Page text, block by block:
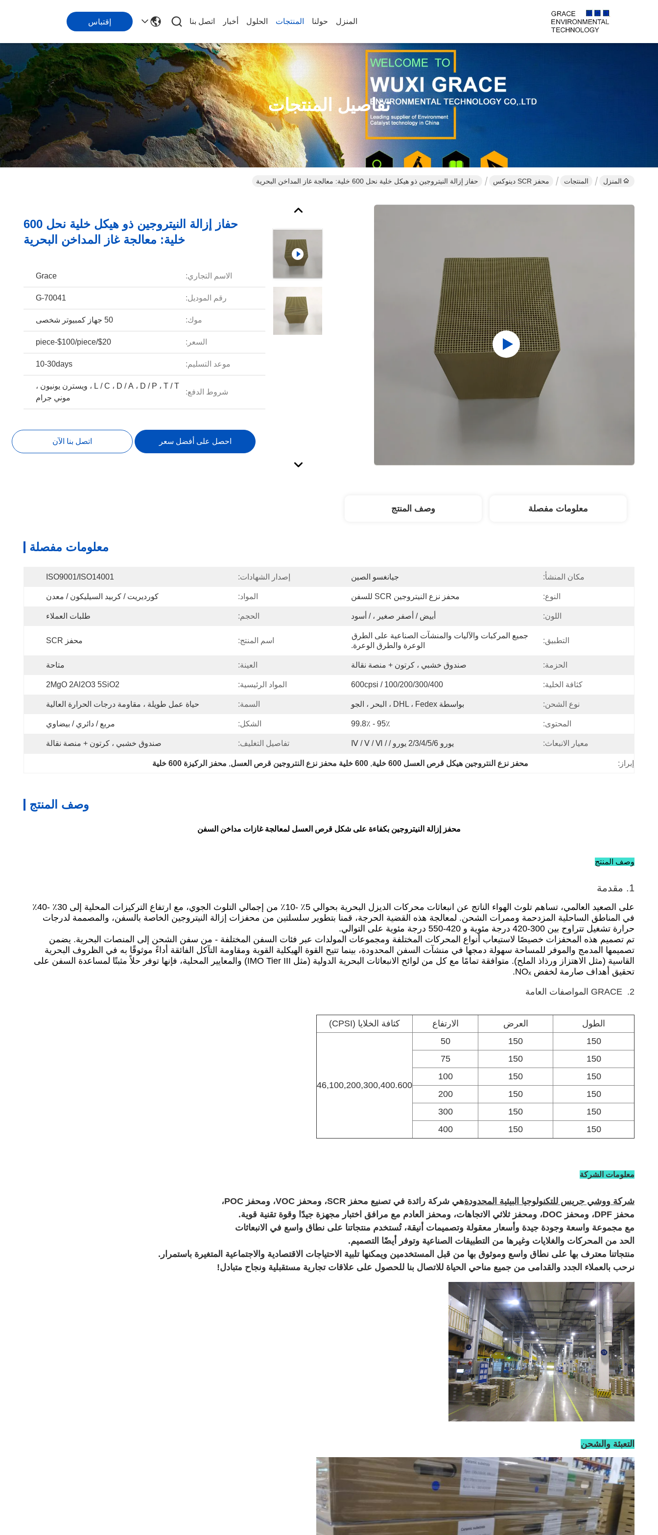
المنزل حولنا المنتجات الحلول أخبار اتصل بنا إقتباس
تفاصيل المنتجات
المنزل المنتجات محفز SCR دينوكس حفاز إزالة النيتروجين ذو هيكل خلية نحل 600 خلية: معالجة غاز المداخن البحرية
حفاز إزالة النيتروجين ذو هيكل خلية نحل 600
خلية: معالجة غاز المداخن البحرية
الاسم التجاري: Grace
رقم الموديل: G-70041
موك: 50 جهاز كمبيوتر شخصى
السعر: $20/piece-$100/piece
موعد التسليم: 10-30days
شروط الدفع:
L / C ، D / A ، D / P ، T / T ، ويسترن يونيون ،
موني جرام
احصل على أفضل سعر اتصل بنا الآن
معلومات مفصلة وصف المنتج
معلومات مفصلة
مكان المنشأ: جيانغسو الصين إصدار الشهادات: ISO9001/ISO14001
النوع: محفز نزع النيتروجين SCR للسفن المواد: كورديريت / كربيد السيليكون / معدن
اللون: أبيض / أصفر صغير ، / أسود الحجم: طلبات العملاء
التطبيق:
الوعرة والطرق الوعرة.
اسم المنتج: محفز SCR
الحزمة: صندوق خشبي ، كرتون + منصة نقالة العينة: متاحة
كثافة الخلية: 100/200/300/400 / 600cpsi المواد الرئيسية: 2MgO 2Al2O3 5SiO2
نوع الشحن: بواسطة DHL ، Fedex ، البحر ، الجو السمة: حياة عمل طويلة ، مقاومة درجات الحرارة العالية
المحتوى: 95٪ - 99.8٪ الشكل: مربع / دائري / بيضاوي
معيار الانبعاث: يورو 2/3/4/5/6 يورو / / Ⅳ / Ⅴ / Ⅵ تفاصيل التغليف: صندوق خشبي ، كرتون + منصة نقالة
إبراز: محفز نزع النتروجين هيكل قرص العسل 600 خلية , 600 خلية محفز نزع النتروجين قرص العسل , محفز الركيزة 600 خلية
وصف المنتج
محفز إزالة النيتروجين بكفاءة على شكل قرص العسل لمعالجة غازات مداخن السفن
وصف المنتج
1. مقدمة
على الصعيد العالمي، تساهم تلوث الهواء الناتج عن انبعاثات محركات الديزل البحرية بحوالي 5٪ -10٪ من إجمالي التلوث الجوي، مع ارتفاع التركيزات المحلية إلى 30٪ -40٪
في المناطق الساحلية المزدحمة وممرات الشحن. لمعالجة هذه القضية الحرجة، قمنا بتطوير سلسلتين من محفزات إزالة النيتروجين الخاصة بالسفن، والمصممة لدرجات
حرارة تشغيل تتراوح بين 300-420 درجة مئوية و 420-550 درجة مئوية على التوالي.
تم تصميم هذه المحفزات خصيصًا لاستيعاب أنواع المحركات المختلفة ومجموعات المولدات عبر فئات السفن المختلفة - من سفن الشحن إلى المنصات البحرية. يضمن
تصميمها المدمج والموفر للمساحة سهولة دمجها في منشآت السفن المحدودة، بينما تتيح القوة الهيكلية القوية ومقاومة التآكل الفائقة أداءً موثوقًا به في الظروف البحرية
القاسية (مثل الاهتزاز ورذاذ الملح). متوافقة تمامًا مع كل من لوائح الانبعاثات البحرية الدولية (مثل IMO Tier III) والمعايير المحلية، فإنها توفر حلاً مثبتًا لمساعدة السفن على
تحقيق أهداف صارمة لخفض NOₓ.
2.
GRACE المواصفات العامة
الطول العرض الارتفاع
كثافة الخلايا (CPSI)
150
150
50
46,100,200,300,400.600
150
150
75
150
150
100
150
150
200
150
150
300
150
150
400
معلومات الشركة
شركة ووشي جريس للتكنولوجيا البيئية المحدودةهي شركة رائدة في تصنيع محفز SCR، ومحفز VOC، ومحفز POC،
محفز DPF، ومحفز DOC، ومحفز ثلاثي الاتجاهات، ومحفز العادم مع مرافق اختبار مجهزة جيدًا وقوة تقنية قوية.
مع مجموعة واسعة وجودة جيدة وأسعار معقولة وتصميمات أنيقة، تُستخدم منتجاتنا على نطاق واسع في الانبعاثات
الحد من المحركات والغلايات وغيرها من التطبيقات الصناعية وتوفر أيضًا التصميم.
منتجاتنا معترف بها على نطاق واسع وموثوق بها من قبل المستخدمين ويمكنها تلبية الاحتياجات الاقتصادية والاجتماعية المتغيرة باستمرار.
نرحب بالعملاء الجدد والقدامى من جميع مناحي الحياة للاتصال بنا للحصول على علاقات تجارية مستقبلية ونجاح متبادل!
التعبئة والشحن